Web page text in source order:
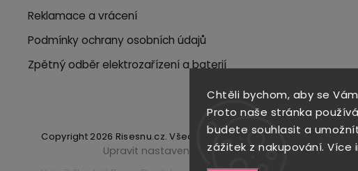
Chtěli bychom, aby se
Proto naše stránka
budete souhlasit a
zážitek z nakupování.
Reklamace a vrácení
Podmínky ochrany osobních údajů
Zpětný odběr elektrozařízení a baterií
Copyright 2026 Risesnu.cz. Všechna práva vyhrazena.
Upravit nastavení cookies